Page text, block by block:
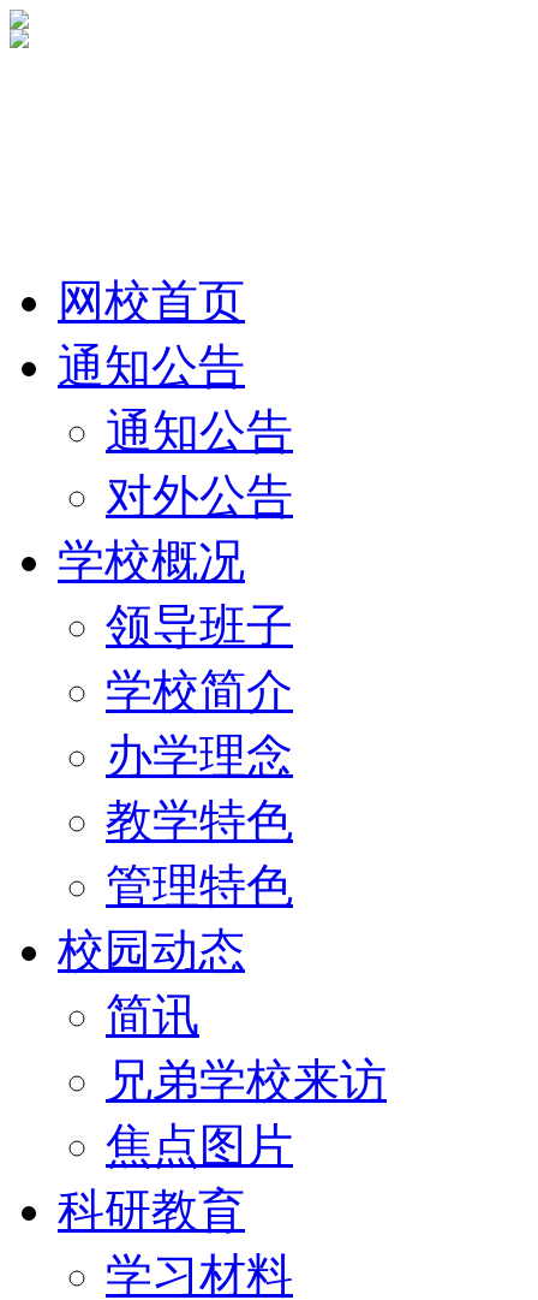
网校首页
通知公告
通知公告
对外公告
学校概况
领导班子
学校简介
办学理念
教学特色
管理特色
校园动态
简讯
兄弟学校来访
焦点图片
科研教育
学习材料